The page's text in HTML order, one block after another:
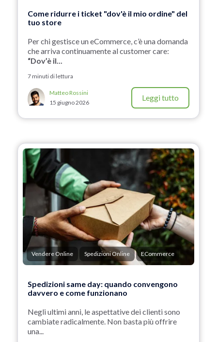
Come ridurre i ticket "dov'è il mio ordine" del
tuo store
Per chi gestisce un eCommerce, c’è una domanda
che arriva continuamente al customer care:
“Dov’è il...
7 minuti di lettura
Matteo Rossini
15 giugno 2026
Leggi tutto
Vendere Online Spedizioni Online ECommerce
Spedizioni same day: quando convengono
davvero e come funzionano
Negli ultimi anni, le aspettative dei clienti sono
cambiate radicalmente. Non basta più offrire
una...